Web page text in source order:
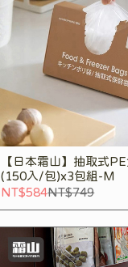
【日本霜山】抽取式
(150入/包)x3包組-M
NT$584NT$749